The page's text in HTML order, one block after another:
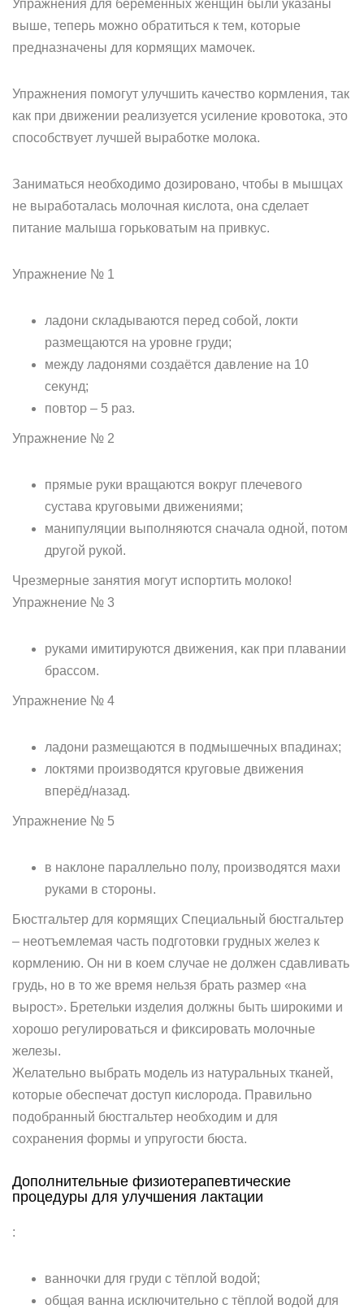
Упражнения для беременных женщин были указаны
выше, теперь можно обратиться к тем, которые
предназначены для кормящих мамочек.
Упражнения помогут улучшить качество кормления, так
как при движении реализуется усиление кровотока, это
способствует лучшей выработке молока.
Заниматься необходимо дозировано, чтобы в мышцах
не выработалась молочная кислота, она сделает
питание малыша горьковатым на привкус.
Упражнение № 1
ладони складываются перед собой, локти
размещаются на уровне груди;
между ладонями создаётся давление на 10
секунд;
повтор – 5 раз.
Упражнение № 2
прямые руки вращаются вокруг плечевого
сустава круговыми движениями;
манипуляции выполняются сначала одной, потом
другой рукой.
Чрезмерные занятия могут испортить молоко!
Упражнение № 3
руками имитируются движения, как при плавании
брассом.
Упражнение № 4
ладони размещаются в подмышечных впадинах;
локтями производятся круговые движения
вперёд/назад.
Упражнение № 5
в наклоне параллельно полу, производятся махи
руками в стороны.
Бюстгальтер для кормящих Специальный бюстгальтер
– неотъемлемая часть подготовки грудных желез к
кормлению. Он ни в коем случае не должен сдавливать
грудь, но в то же время нельзя брать размер «на
вырост». Бретельки изделия должны быть широкими и
хорошо регулироваться и фиксировать молочные
железы.
Желательно выбрать модель из натуральных тканей,
которые обеспечат доступ кислорода. Правильно
подобранный бюстгальтер необходим и для
сохранения формы и упругости бюста.
Дополнительные физиотерапевтические
процедуры для улучшения лактации
:
ванночки для груди с тёплой водой;
общая ванна исключительно с тёплой водой для